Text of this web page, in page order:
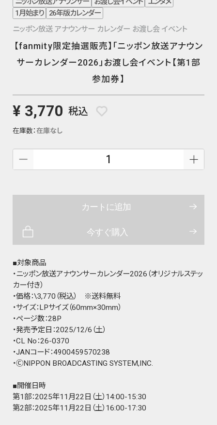
1月始まり
26年版カレンダー
ニッポン放送 アナウンサー カレンダー お渡し会 イベント
【fanmity限定抽選販売】「ニッポン放送アナウン
サーカレンダー2026」お渡し会イベント【第1部
参加券】
¥ 3,770 税込
在庫数：在庫なし
カートに追加
今すぐ購入
■対象商品
・ニッポン放送アナウンサーカレンダー2026（オリジナルステッ
カー付き）
・価格：\3,770（税込） ※送料無料
・サイズ：LPサイズ（60mm×30mm）
・ページ数：28P
・発売予定日：2025/12/6（土）
・CL No：26-0370
・JANコード：4900459570238
・ⒸNIPPON BROADCASTING SYSTEM,INC.
■開催日時
第1部：2025年11月22日（土）14:00-15:30
第2部：2025年11月22日（土）16:00-17:30